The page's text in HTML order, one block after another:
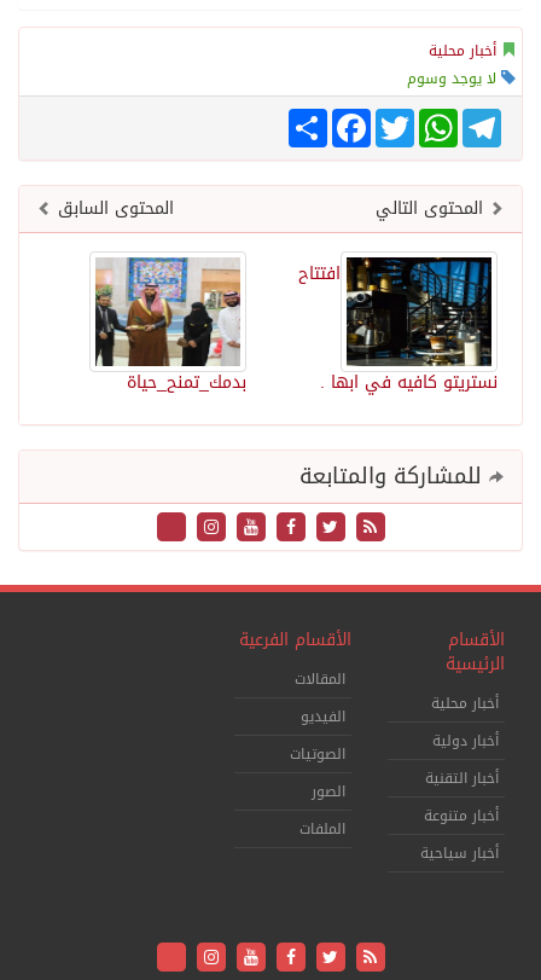
أخبار محلية
لا يوجد وسوم
انشر
FacebookTwitter
WhatsAppTelegram
المحتوى السابق المحتوى التالي
بدمك_تمنح_حياة
افتتاح
نستريتو كافيه في ابها .
للمشاركة والمتابعة
الأقسام
الرئيسية
أخبار محلية
أخبار دولية
أخبار التقنية
أخبار متنوعة
أخبار سياحية
الأقسام الفرعية
المقالات
الفيديو
الصوتيات
الصور
الملفات